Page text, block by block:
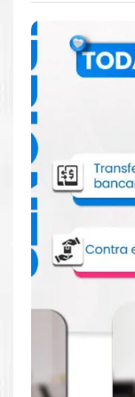
Comprar
impresora
Aprovecha
productos.
visítanos hoy
impresora
Dónde